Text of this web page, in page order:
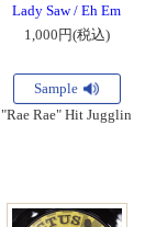
Lady Saw / Eh Em
1,000円(税込)
Sample
"Rae Rae" Hit Jugglin